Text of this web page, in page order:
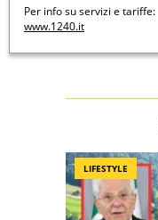
Per info su servizi e tariffe:
www.1240.it
LIFESTYLE